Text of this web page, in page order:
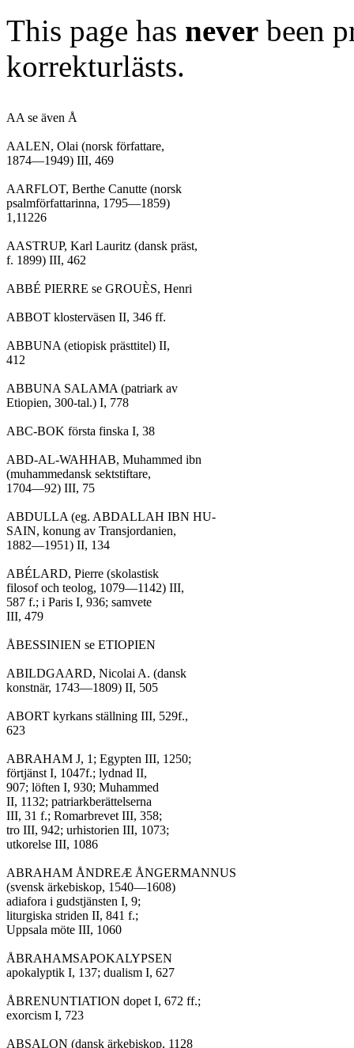
This page has never been
korrekturlästs.
AA se även Å
AALEN, Olai (norsk författare,
1874—1949) III, 469
AARFLOT, Berthe Canutte (norsk
psalmförfattarinna, 1795—1859)
1,11226
AASTRUP, Karl Lauritz (dansk präst,
f. 1899) III, 462
ABBÉ PIERRE se GROUÈS, Henri
ABBOT klosterväsen II, 346 ff.
ABBUNA (etiopisk prästtitel) II,
412
ABBUNA SALAMA (patriark av
Etiopien, 300-tal.) I, 778
ABC-BOK första finska I, 38
ABD-AL-WAHHAB, Muhammed ibn
(muhammedansk sektstiftare,
1704—92) III, 75
ABDULLA (eg. ABDALLAH IBN HU-
SAIN, konung av Transjordanien,
1882—1951) II, 134
ABÉLARD, Pierre (skolastisk
filosof och teolog, 1079—1142) III,
587 f.; i Paris I, 936; samvete
III, 479
ÅBESSINIEN se ETIOPIEN
ABILDGAARD, Nicolai A. (dansk
konstnär, 1743—1809) II, 505
ABORT kyrkans ställning III, 529f.,
623
ABRAHAM J, 1; Egypten III, 1250;
förtjänst I, 1047f.; lydnad II,
907; löften I, 930; Muhammed
II, 1132; patriarkberättelserna
III, 31 f.; Romarbrevet III, 358;
tro III, 942; urhistorien III, 1073;
utkorelse III, 1086
ABRAHAM ÅNDREÆ ÅNGERMANNUS
(svensk ärkebiskop, 1540—1608)
adiafora i gudstjänsten I, 9;
liturgiska striden II, 841 f.;
Uppsala möte III, 1060
ÅBRAHAMSAPOKALYPSEN
apokalyptik I, 137; dualism I, 627
ÅBRENUNTIATION dopet I, 672 ff.;
exorcism I, 723
ABSALON (dansk ärkebiskop, 1128